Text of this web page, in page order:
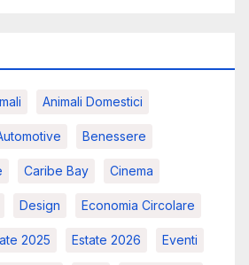
Animali Domestici
Benessere
Caribe Bay Cinema
Design Economia Circolare
2025 Estate 2026 Eventi